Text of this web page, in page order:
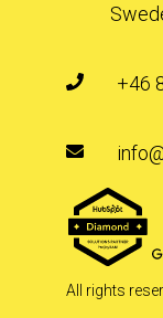
+46
All rights